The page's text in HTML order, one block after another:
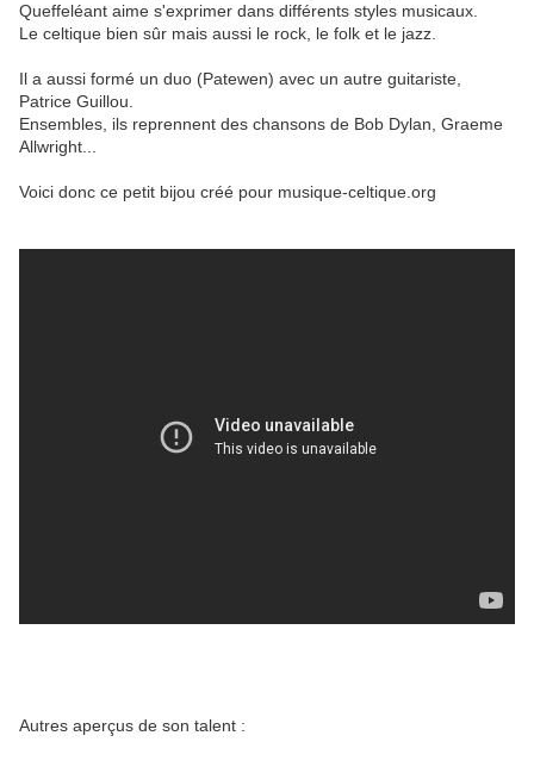
Queffeléant aime s'exprimer dans différents styles musicaux.
Le celtique bien sûr mais aussi le rock, le folk et le jazz.
Il a aussi formé un duo (Patewen) avec un autre guitariste,
Patrice Guillou.
Ensembles, ils reprennent des chansons de Bob Dylan, Graeme
Allwright...
Voici donc ce petit bijou créé pour musique-celtique.org
Autres aperçus de son talent :